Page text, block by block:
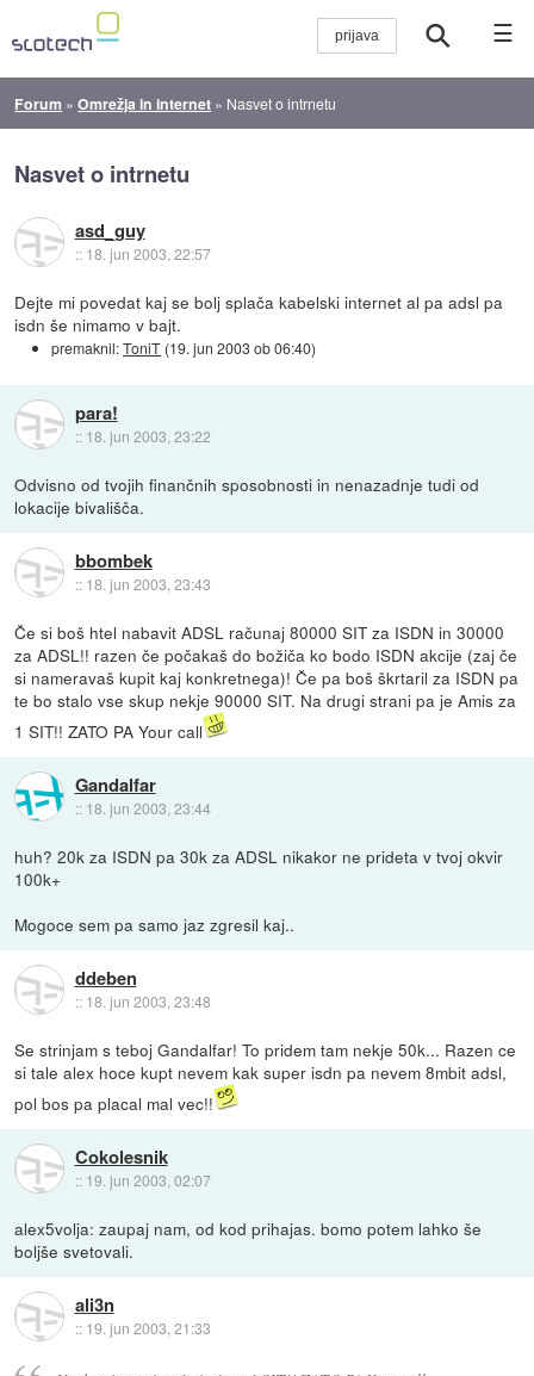
☰
Forum »Omrežja in internet » Nasvet o intrnetu
Nasvet o intrnetu
asd_guy
:: 18. jun 2003, 22:57
Dejte mi povedat kaj se bolj splača kabelski internet al pa adsl pa
isdn še nimamo v bajt.
premaknil:ToniT (19. jun 2003 ob 06:40)
para!
:: 18. jun 2003, 23:22
Odvisno od tvojih finančnih sposobnosti in nenazadnje tudi od
lokacije bivališča.
bbombek
:: 18. jun 2003, 23:43
Če si boš htel nabavit ADSL računaj 80000 SIT za ISDN in 30000
za ADSL!! razen če počakaš do božiča ko bodo ISDN akcije (zaj če
si nameravaš kupit kaj konkretnega)! Če pa boš škrtaril za ISDN pa
te bo stalo vse skup nekje 90000 SIT. Na drugi strani pa je Amis za
1 SIT!! ZATO PA Your call
Gandalfar
:: 18. jun 2003, 23:44
huh? 20k za ISDN pa 30k za ADSL nikakor ne prideta v tvoj okvir
100k+
Mogoce sem pa samo jaz zgresil kaj..
ddeben
:: 18. jun 2003, 23:48
Se strinjam s teboj Gandalfar! To pridem tam nekje 50k... Razen ce
si tale alex hoce kupt nevem kak super isdn pa nevem 8mbit adsl,
pol bos pa placal mal vec!!
Cokolesnik
:: 19. jun 2003, 02:07
alex5volja: zaupaj nam, od kod prihajas. bomo potem lahko še
boljše svetovali.
ali3n
:: 19. jun 2003, 21:33